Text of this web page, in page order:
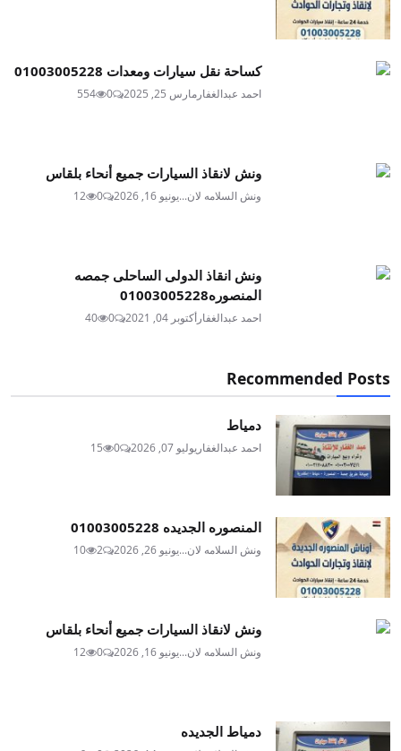
كساحة نقل سيارات ومعدات 01003005228
احمد عبدالغفارمارس 25, 2025 0
554
ونش لانقاذ السيارات جميع أنحاء بلقاس
ونش السلامه لان...يونيو 16, 2026 0
12
ونش انقاذ الدولى الساحلى جمصه
المنصوره01003005228
احمد عبدالغفارأكتوبر 04, 2021 0
40
Recommended Posts
دمياط
احمد عبدالغفاريوليو 07, 2026 0
15
المنصوره الجديده 01003005228
ونش السلامه لان...يونيو 26, 2026 2
10
ونش لانقاذ السيارات جميع أنحاء بلقاس
ونش السلامه لان...يونيو 16, 2026 0
12
دمياط الجديده